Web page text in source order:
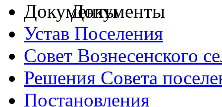
Документы
Устав Поселения
Совет Вознесенского
Решения Совета
Постановления